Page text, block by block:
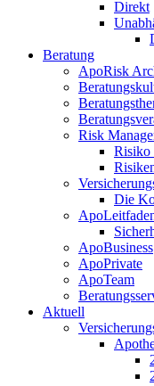
Direkt
Beratung
ApoRisk
Risk
Risiko
Die
ApoBusiness
ApoPrivate
ApoTeam
Aktuell